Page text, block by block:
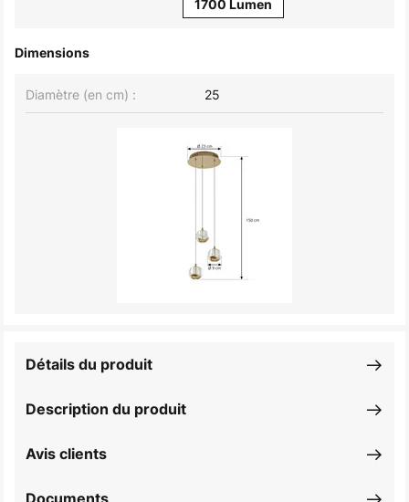
1700 Lumen
Dimensions
Diamètre (en cm) : 25
Description du produit
Détails du produit
Avis clients
Documents